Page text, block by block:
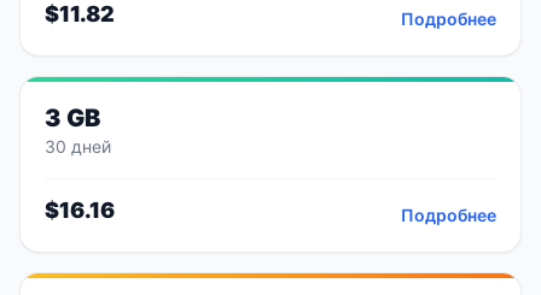
$11.82 Подробнее
3 GB
30 дней
$16.16 Подробнее